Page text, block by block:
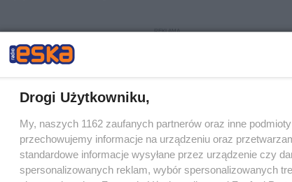
Drogi Użytkowniku,
My, naszych 1162 zaufanych partnerów oraz inne
przechowujemy informacje na urządzeniu oraz
standardowe informacje wysyłane przez urządzenie czy
spersonalizowanych reklam, wybór spersonalizowanych